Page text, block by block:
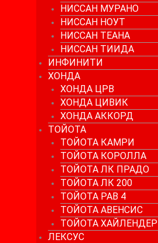
НИССАН МУРАНО
НИССАН НОУТ
НИССАН ТЕАНА
НИССАН ТИИДА
ИНФИНИТИ
ХОНДА
ХОНДА ЦРВ
ХОНДА ЦИВИК
ХОНДА АККОРД
ТОЙОТА
ТОЙОТА КАМРИ
ТОЙОТА КОРОЛЛА
ТОЙОТА ЛК ПРАДО
ТОЙОТА ЛК 200
ТОЙОТА РАВ 4
ТОЙОТА АВЕНСИС
ТОЙОТА ХАЙЛЕНДЕР
ЛЕКСУС